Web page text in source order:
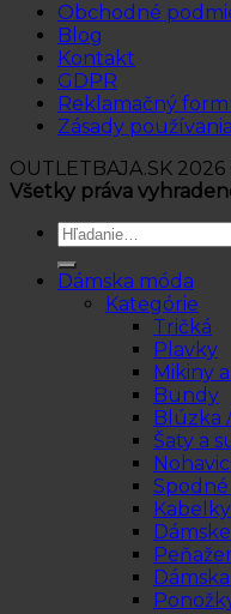
Obchodné
Blog
Kontakt
GDPR
Reklamačný
Zásady
OUTLETBAJA.SK 2026
Všetky práva
Hľadať:
Dámska móda
Kategórie
Tričká
Plavky
Mikiny
Bundy
Blúzka
Šaty a